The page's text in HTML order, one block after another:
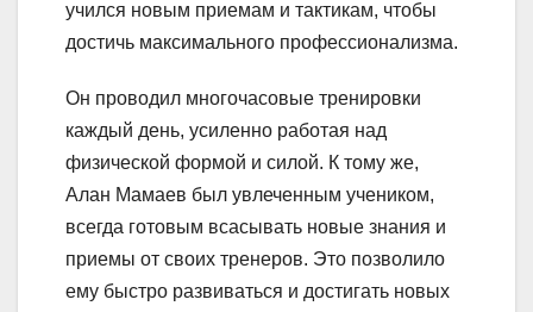
учился новым приемам и тактикам, чтобы
достичь максимального профессионализма.
Он проводил многочасовые тренировки
каждый день, усиленно работая над
физической формой и силой. К тому же,
Алан Мамаев был увлеченным учеником,
всегда готовым всасывать новые знания и
приемы от своих тренеров. Это позволило
ему быстро развиваться и достигать новых